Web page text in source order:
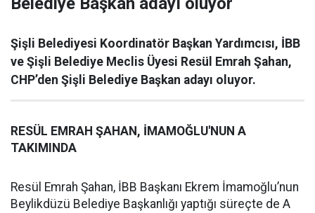
Şişli Belediyesi Koordinatör Başkan Yardımcısı, İBB
ve Şişli Belediye Meclis Üyesi Resül Emrah Şahan,
CHP’den Şişli Belediye Başkan adayı oluyor.
RESÜL EMRAH ŞAHAN, İMAMOĞLU'NUN A
TAKIMINDA
Resül Emrah Şahan, İBB Başkanı Ekrem İmamoğlu’nun
Beylikdüzü Belediye Başkanlığı yaptığı süreçte de A